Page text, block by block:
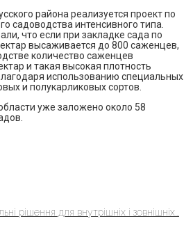
района реализуется проект по
садоводства интенсивного типа.
что если при закладке сада по
высаживается до 800 саженцев,
количество саженцев
и такая высокая плотность
использованию специальных
и полукарликовых сортов.
уже заложено около 58
рішення для внутрішніх і зовнішніх...